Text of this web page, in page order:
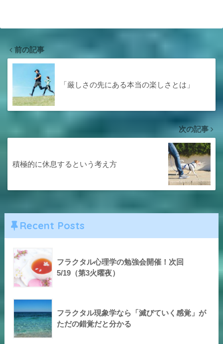
前の記事
「厳しさの先にある本当の楽しさとは」
次の記事
積極的に休息するという考え方
Recent Posts
フラクタル心理学の勉強会開催！次回
5/19（第3火曜夜）
フラクタル現象学なら「滅びていく感覚」が
ただの錯覚だと分かる